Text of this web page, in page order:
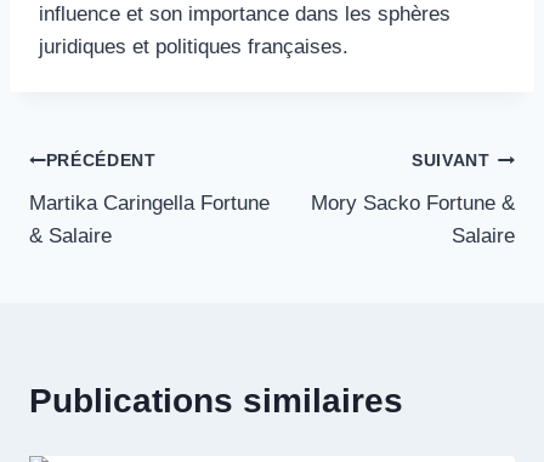
influence et son importance dans les sphères
juridiques et politiques françaises.
Navigation
de
PRÉCÉDENT
Martika Caringella Fortune
& Salaire
SUIVANT
Mory Sacko Fortune &
Salaire
Publications similaires